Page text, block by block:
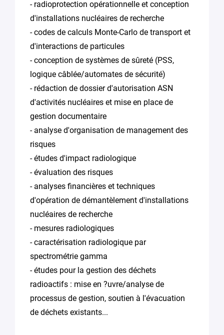
- radioprotection opérationnelle et conception
d'installations nucléaires de recherche
- codes de calculs Monte-Carlo de transport et
d'interactions de particules
- conception de systèmes de sûreté (PSS,
logique câblée/automates de sécurité)
- rédaction de dossier d'autorisation ASN
d'activités nucléaires et mise en place de
gestion documentaire
- analyse d'organisation de management des
risques
- études d'impact radiologique
- évaluation des risques
- analyses financières et techniques
d'opération de démantèlement d'installations
nucléaires de recherche
- mesures radiologiques
- caractérisation radiologique par
spectrométrie gamma
- études pour la gestion des déchets
radioactifs : mise en ?uvre/analyse de
processus de gestion, soutien à l'évacuation
de déchets existants...